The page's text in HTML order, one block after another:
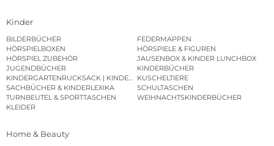
Kinder
BILDERBÜCHER
FEDERMAPPEN
HÖRSPIELBOXEN
HÖRSPIELE & FIGUREN
HÖRSPIEL ZUBEHÖR
JAUSENBOX & KINDER LUNCHBOX
JUGENDBÜCHER
KINDERBÜCHER
KINDERGARTENRUCKSACK | KINDERGARTENBEUTEL
KUSCHELTIERE
SACHBÜCHER & KINDERLEXIKA
SCHULTASCHEN
TURNBEUTEL & SPORTTASCHEN
WEIHNACHTSKINDERBÜCHER
KLEIDER
Home & Beauty